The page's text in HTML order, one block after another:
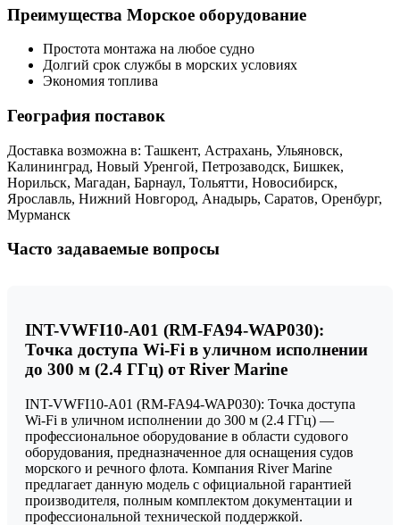
Преимущества Морское оборудование
Простота монтажа на любое судно
Долгий срок службы в морских условиях
Экономия топлива
География поставок
Доставка возможна в: Ташкент, Астрахань, Ульяновск,
Калининград, Новый Уренгой, Петрозаводск, Бишкек,
Норильск, Магадан, Барнаул, Тольятти, Новосибирск,
Ярославль, Нижний Новгород, Анадырь, Саратов, Оренбург,
Мурманск
Часто задаваемые вопросы
INT-VWFI10-A01 (RM-FA94-WAP030):
Точка доступа Wi-Fi в уличном исполнении
до 300 м (2.4 ГГц) от River Marine
INT-VWFI10-A01 (RM-FA94-WAP030): Точка доступа
Wi-Fi в уличном исполнении до 300 м (2.4 ГГц) —
профессиональное оборудование в области судового
оборудования, предназначенное для оснащения судов
морского и речного флота. Компания River Marine
предлагает данную модель с официальной гарантией
производителя, полным комплектом документации и
профессиональной технической поддержкой.